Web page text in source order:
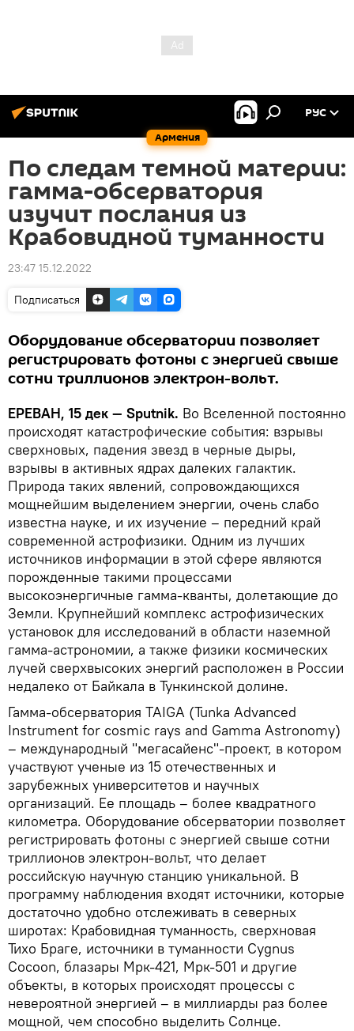
Армения
РУС
По следам темной материи:
гамма-обсерватория
изучит послания из
Крабовидной туманности
23:47 15.12.2022
Подписаться
Оборудование обсерватории позволяет
регистрировать фотоны с энергией свыше
сотни триллионов электрон-вольт.
ЕРЕВАН, 15 дек — Sputnik. Во Вселенной постоянно
происходят катастрофические события: взрывы
сверхновых, падения звезд в черные дыры,
взрывы в активных ядрах далеких галактик.
Природа таких явлений, сопровождающихся
мощнейшим выделением энергии, очень слабо
известна науке, и их изучение – передний край
современной астрофизики. Одним из лучших
источников информации в этой сфере являются
порожденные такими процессами
высокоэнергичные гамма-кванты, долетающие до
Земли. Крупнейший комплекс астрофизических
установок для исследований в области наземной
гамма-астрономии, а также физики космических
лучей сверхвысоких энергий расположен в России
недалеко от Байкала в Тункинской долине.
Гамма-обсерватория TAIGA (Tunka Advanced
Instrument for cosmic rays and Gamma Astronomy)
– международный "мегасайенс"-проект, в котором
участвуют ученые из 15 отечественных и
зарубежных университетов и научных
организаций. Ее площадь – более квадратного
километра. Оборудование обсерватории позволяет
регистрировать фотоны с энергией свыше сотни
триллионов электрон-вольт, что делает
российскую научную станцию уникальной. В
программу наблюдения входят источники, которые
достаточно удобно отслеживать в северных
широтах: Крабовидная туманность, сверхновая
Тихо Браге, источники в туманности Cygnus
Cocoon, блазары Мрк-421, Мрк-501 и другие
объекты, в которых происходят процессы с
невероятной энергией – в миллиарды раз более
мощной, чем способно выделить Солнце.